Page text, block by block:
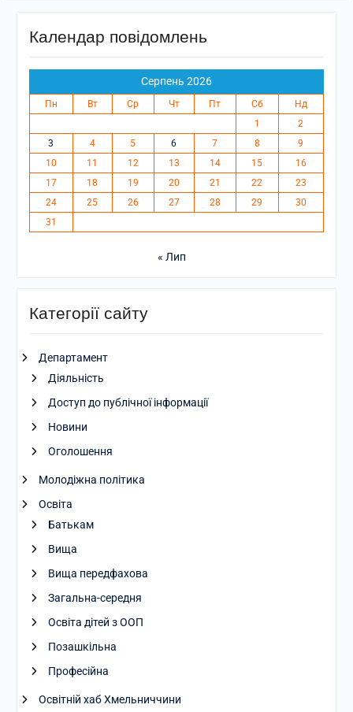
Календар повідомлень
Серпень 2026
Пн Вт Ср Чт Пт Сб
Нд
1
2
3
4 5 6 7 8
9
10
11 12 13 14 15
16
17
18 19 20 21 22
23
24
25 26 27 28 29
30
31
« Лип
Категорії сайту
Департамент
Діяльність
Доступ до публічної інформації
Новини
Оголошення
Молодіжна політика
Освіта
Батькам
Вища
Вища передфахова
Загальна-середня
Освіта дітей з ООП
Позашкільна
Професійна
Освітній хаб Хмельниччини